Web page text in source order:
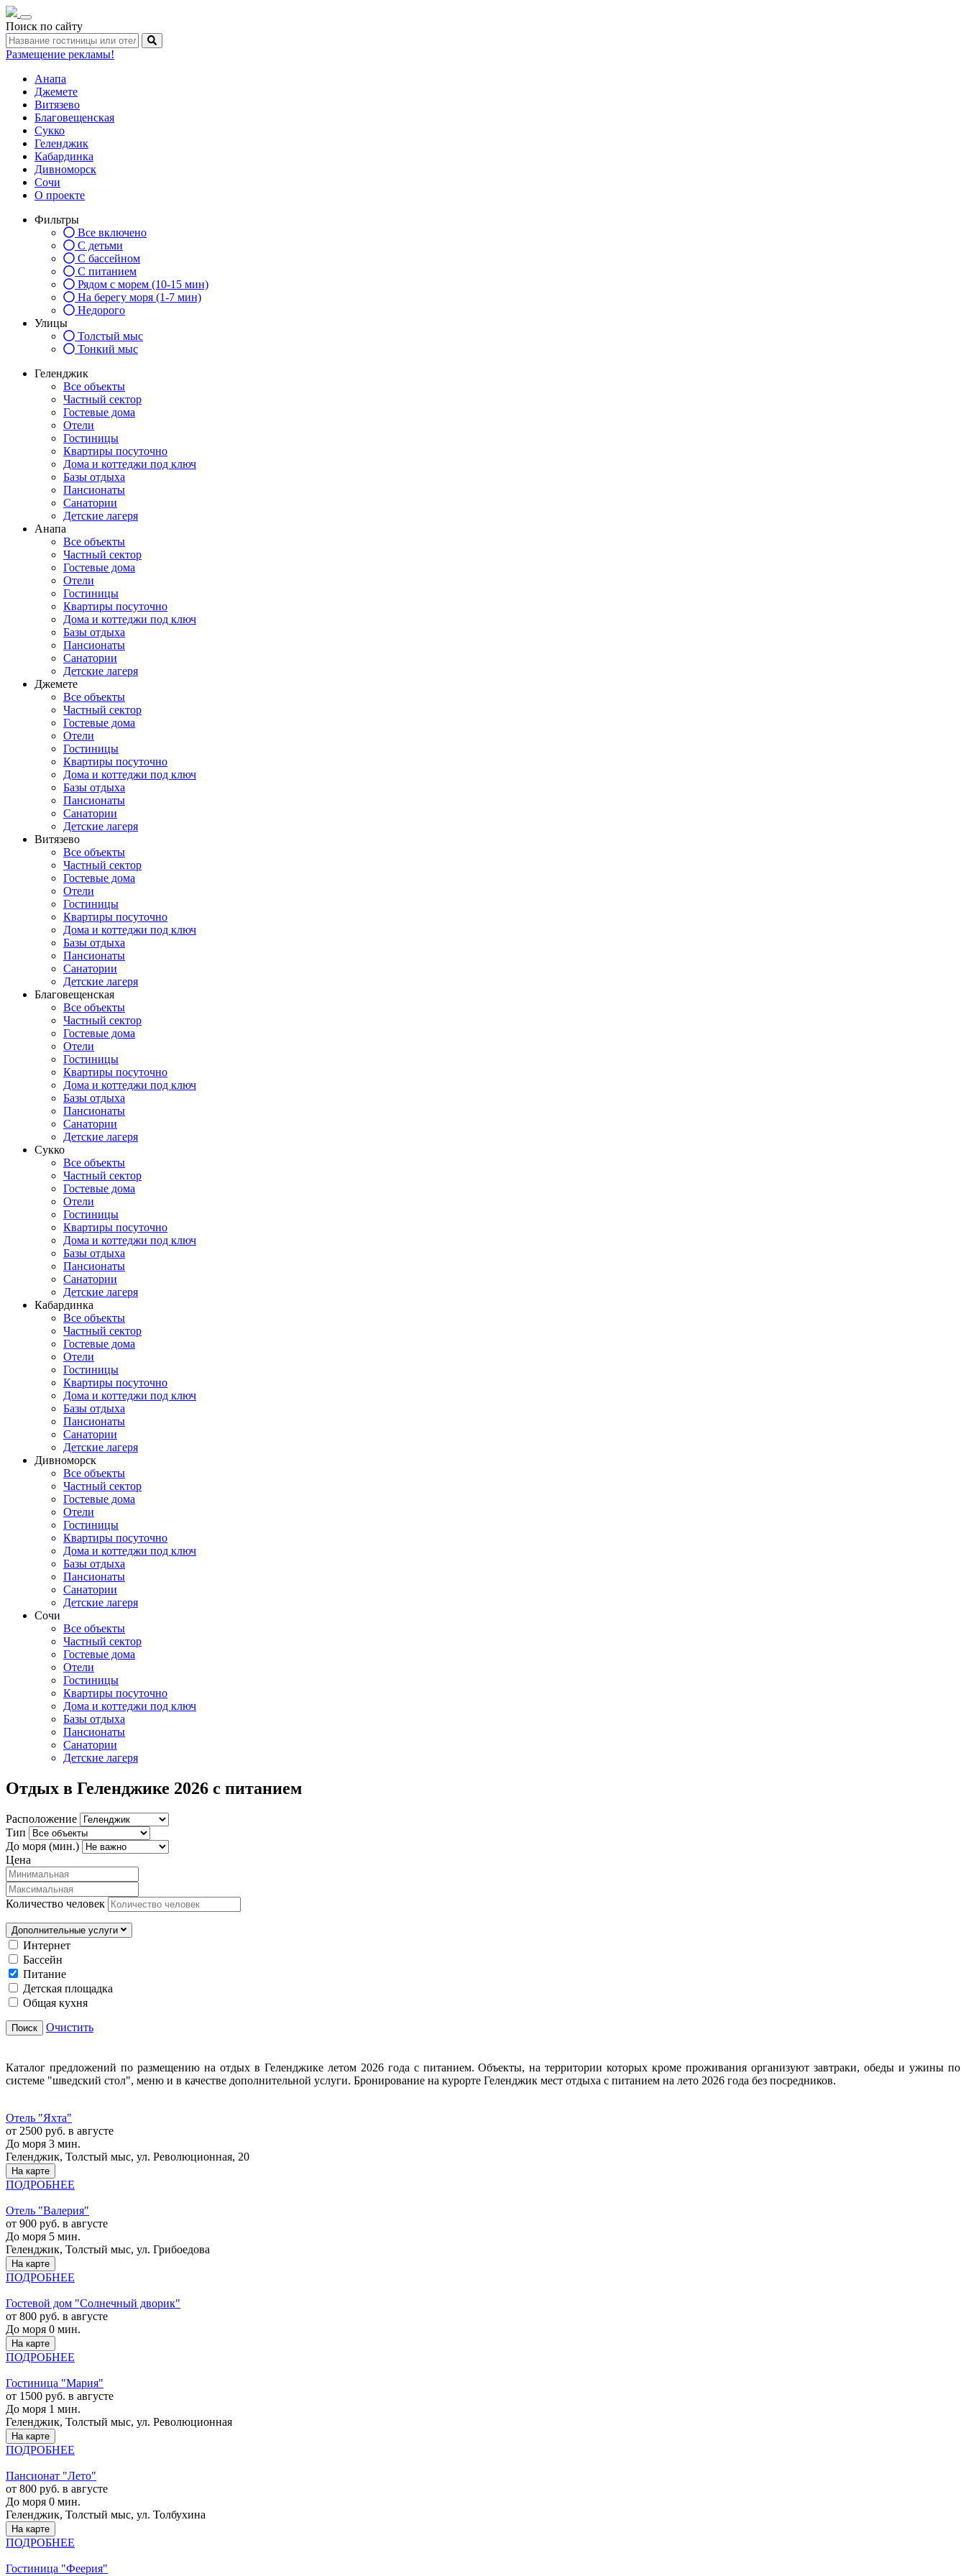
Toggle
navigation
Поиск по сайту
Размещение рекламы!
Анапа
Джемете
Витязево
Благовещенская
Сукко
Геленджик
Кабардинка
Дивноморск
Сочи
О проекте
Фильтры
Все включено
С детьми
С бассейном
С питанием
Рядом с морем (10-15 мин)
На берегу моря (1-7 мин)
Недорого
Улицы
Толстый мыс
Тонкий мыс
Геленджик
Все объекты
Частный сектор
Гостевые дома
Отели
Гостиницы
Квартиры посуточно
Дома и коттеджи под ключ
Базы отдыха
Пансионаты
Санатории
Детские лагеря
Анапа
Все объекты
Частный сектор
Гостевые дома
Отели
Гостиницы
Квартиры посуточно
Дома и коттеджи под ключ
Базы отдыха
Пансионаты
Санатории
Детские лагеря
Джемете
Все объекты
Частный сектор
Гостевые дома
Отели
Гостиницы
Квартиры посуточно
Дома и коттеджи под ключ
Базы отдыха
Пансионаты
Санатории
Детские лагеря
Витязево
Все объекты
Частный сектор
Гостевые дома
Отели
Гостиницы
Квартиры посуточно
Дома и коттеджи под ключ
Базы отдыха
Пансионаты
Санатории
Детские лагеря
Благовещенская
Все объекты
Частный сектор
Гостевые дома
Отели
Гостиницы
Квартиры посуточно
Дома и коттеджи под ключ
Базы отдыха
Пансионаты
Санатории
Детские лагеря
Сукко
Все объекты
Частный сектор
Гостевые дома
Отели
Гостиницы
Квартиры посуточно
Дома и коттеджи под ключ
Базы отдыха
Пансионаты
Санатории
Детские лагеря
Кабардинка
Все объекты
Частный сектор
Гостевые дома
Отели
Гостиницы
Квартиры посуточно
Дома и коттеджи под ключ
Базы отдыха
Пансионаты
Санатории
Детские лагеря
Дивноморск
Все объекты
Частный сектор
Гостевые дома
Отели
Гостиницы
Квартиры посуточно
Дома и коттеджи под ключ
Базы отдыха
Пансионаты
Санатории
Детские лагеря
Сочи
Все объекты
Частный сектор
Гостевые дома
Отели
Гостиницы
Квартиры посуточно
Дома и коттеджи под ключ
Базы отдыха
Пансионаты
Санатории
Детские лагеря
Отдых в Геленджике 2026 с питанием
Расположение
Тип
До моря (мин.)
Цена
Количество человек
Дополнительные услуги
Интернет
Бассейн
Питание
Детская площадка
Общая кухня
Поиск Очистить
Каталог предложений по размещению на отдых в Геленджике летом 2026 года с питанием. Объекты, на территории которых кроме проживания организуют завтраки, обеды и ужины по
системе "шведский стол", меню и в качестве дополнительной услуги. Бронирование на курорте Геленджик мест отдыха с питанием на лето 2026 года без посредников.
Отель "Яхта"
от 2500 руб. в августе
До моря 3 мин.
Геленджик, Толстый мыс, ул. Революционная, 20
На карте
ПОДРОБНЕЕ
Отель "Валерия"
от 900 руб. в августе
До моря 5 мин.
Геленджик, Толстый мыс, ул. Грибоедова
На карте
ПОДРОБНЕЕ
Гостевой дом "Солнечный дворик"
от 800 руб. в августе
До моря 0 мин.
На карте
ПОДРОБНЕЕ
Гостиница "Мария"
от 1500 руб. в августе
До моря 1 мин.
Геленджик, Толстый мыс, ул. Революционная
На карте
ПОДРОБНЕЕ
Пансионат "Лето"
от 800 руб. в августе
До моря 0 мин.
Геленджик, Толстый мыс, ул. Толбухина
На карте
ПОДРОБНЕЕ
Гостиница "Феерия"